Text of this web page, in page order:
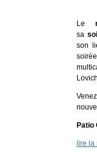
Le
sa
son
Patio
lire la